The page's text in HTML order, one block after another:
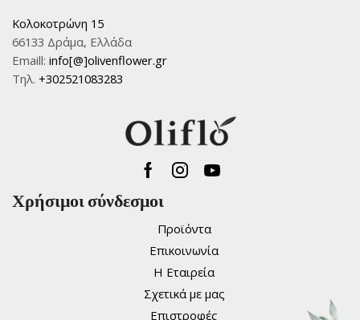
Κολοκοτρώνη 15
66133 Δράμα, Ελλάδα
Emaill: info[@]olivenflower.gr
Τηλ. +302521083283
Facebook
Instagram
Youtube
Χρήσιμοι σύνδεσμοι
Προϊόντα
Επικοινωνία
Η Εταιρεία
Σχετικά με μας
Επιστροφές